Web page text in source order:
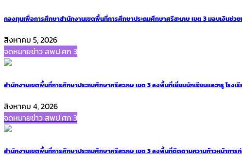
กองทุนเพื่อการศึกษาสำนักงานเขตพื้นที่การศึกษาประถมศึกษาศรีสะเกษ เขต 3 มอบเงินช่ว
สิงหาคม 5, 2026
จดหมายข่าว สพป.ศก 3
สำนักงานเขตพื้นที่การศึกษาประถมศึกษาศรีสะเกษ เขต 3 ลงพื้นที่เยี่ยมนักเรียนและครู โรง
สิงหาคม 4, 2026
จดหมายข่าว สพป.ศก 3
สำนักงานเขตพื้นที่การศึกษาประถมศึกษาศรีสะเกษ เขต 3 ลงพื้นที่ติดตามความก้าวหน้าการ